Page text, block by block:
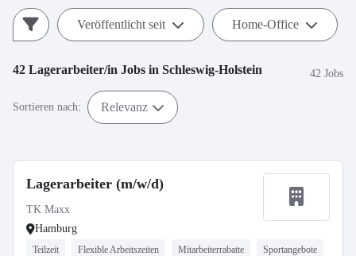
Veröffentlicht seit Home-Office
42 Lagerarbeiter/in Jobs in Schleswig-Holstein 42 Jobs
Sortieren nach: Relevanz
Lagerarbeiter (m/w/d)
TK Maxx
Hamburg
Teilzeit Flexible Arbeitszeiten Mitarbeiterrabatte Sportangebote